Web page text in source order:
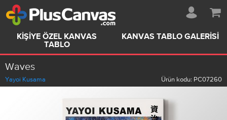
KIŞIYE ÖZEL KANVAS
TABLO
KANVAS TABLO GALERISI
Waves
Yayoi Kusama Ürün kodu: PC07260